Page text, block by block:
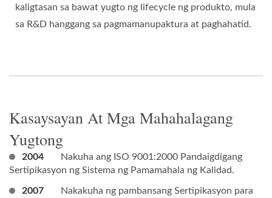
kaligtasan sa bawat yugto ng lifecycle ng produkto, mula
sa R&D hanggang sa pagmamanupaktura at paghahatid.
Kasaysayan At Mga Mahahalagang
Yugtong
2004
Nakuha ang ISO 9001:2000 Pandaigdigang
Sertipikasyon ng Sistema ng Pamamahala ng Kalidad.
2007
Nakakuha ng pambansang Sertipikasyon para